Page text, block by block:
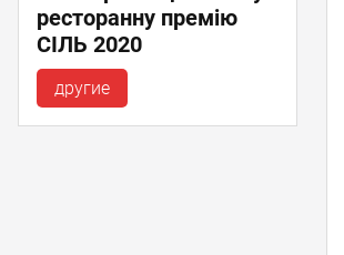
ресторанну премію
СІЛЬ 2020
другие